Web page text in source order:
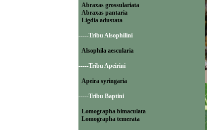
Abraxas grossulariata
Abraxas pantaria
Ligdia adustata
-----Tribu Alsophilini
Alsophila aescularia
-----Tribu Apeirini
Apeira syringaria
-----Tribu Baptini
Lomographa bimaculata
Lomographa temerata